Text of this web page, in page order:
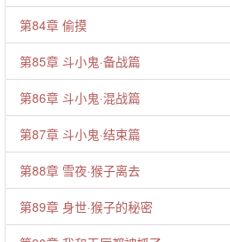
第84章 偷摸
第85章 斗小鬼·备战篇
第86章 斗小鬼·混战篇
第87章 斗小鬼·结束篇
第88章 雪夜·猴子离去
第89章 身世·猴子的秘密